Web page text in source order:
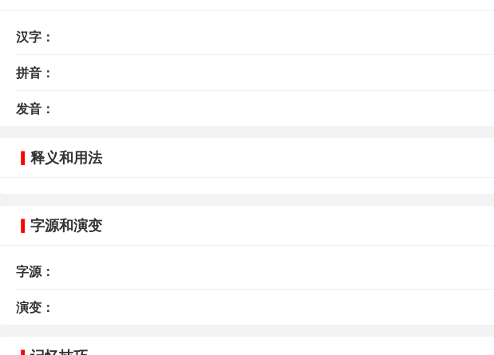
汉字：
拼音：
发音：
释义和用法
字源和演变
字源：
演变：